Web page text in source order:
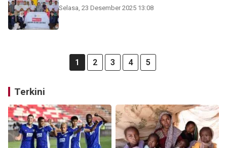
Selasa, 23 Desember 2025 13:08
1 2 3 4 5
Terkini